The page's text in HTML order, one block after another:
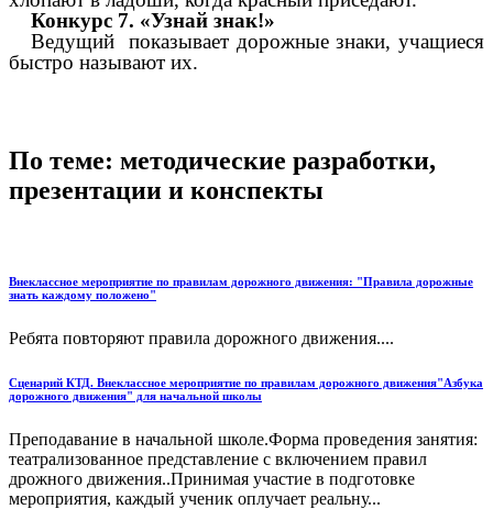
Конкурс 7. «Узнай знак!»
Ведущий показывает дорожные знаки, учащиеся
быстро называют их.
По теме: методические разработки,
презентации и конспекты
Внеклассное мероприятие по правилам дорожного движения: "Правила дорожные
знать каждому положено"
Ребята повторяют правила дорожного движения....
Сценарий КТД. Внеклассное мероприятие по правилам дорожного движения"Азбука
дорожного движения" для начальной школы
Преподавание в начальной школе.Форма проведения занятия:
театрализованное представление с включением правил
дрожного движения..Принимая участие в подготовке
мероприятия, каждый ученик оплучает реальну...